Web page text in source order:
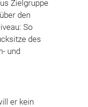
Zielgruppe
den
So
des
und
er kein